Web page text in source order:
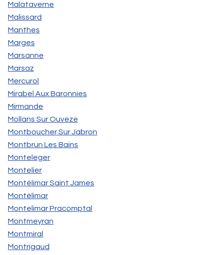
Malataverne
Malissard
Manthes
Marges
Marsanne
Marsaz
Mercurol
Mirabel Aux Baronnies
Mirmande
Mollans Sur Ouveze
Montboucher Sur Jabron
Montbrun Les Bains
Monteleger
Montelier
Montélimar Saint James
Montélimar
Montelimar Pracomptal
Montmeyran
Montmiral
Montrigaud